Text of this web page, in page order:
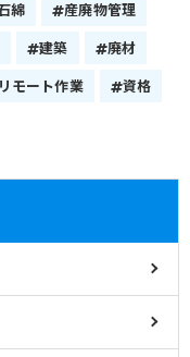
綿
産廃物管理
建築
廃材
モート作業
資格